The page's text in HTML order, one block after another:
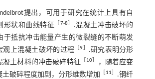
提出，可用于研究在统计上具有自
形状和曲线特征
7-8
.混凝土冲击破坏的
于抵抗冲击能量产生的微裂缝的不断萌发
观上混凝土破坏的过程 ［9
.研究表明分形
凝土材料的冲击破碎特征
10
，随着应变
破碎程度加剧，分形维数增加
11
.钢纤